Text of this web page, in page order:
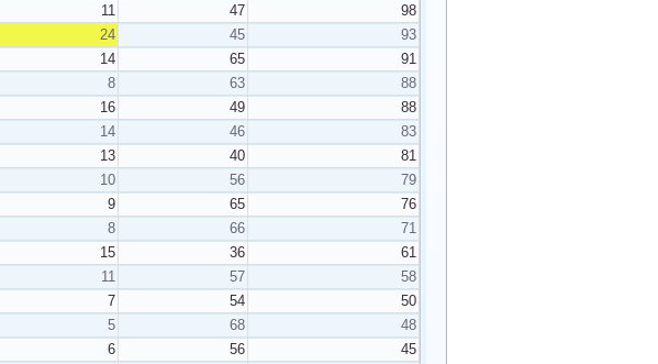
11 47
98
24 45
93
14 65
91
8 63
88
16 49
88
14 46
83
13 40
81
10 56
79
9 65
76
8 66
71
15 36
61
11 57
58
7 54
50
5 68
48
6 56
45